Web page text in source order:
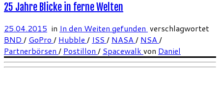
25 Jahre Blicke in ferne Welten
25.04.2015 in In den Weiten gefunden verschlagwortet
BND / GoPro / Hubble / ISS / NASA/ NSA/
Partnerbörsen / Postillon / Spacewalk von Daniel